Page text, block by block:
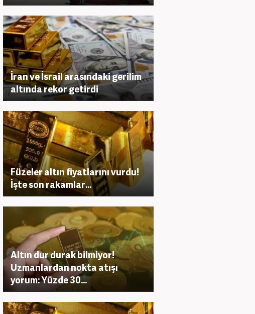
İran ve İsrail arasındaki gerilim
altında rekor getirdi
Füzeler altın fiyatlarını vurdu!
İşte son rakamlar...
Altın dur durak bilmiyor!
Uzmanlardan nokta atışı
yorum: Yüzde 30...